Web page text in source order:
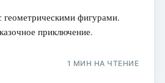
геометрическими фигурами.
приключение.
1 МИН НА ЧТЕНИЕ